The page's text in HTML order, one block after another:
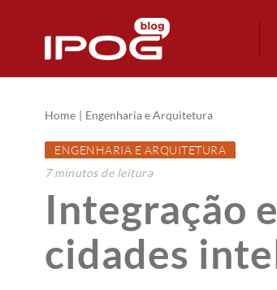
Home Engenharia e Arquitetura
ENGENHARIA E ARQUITETURA
7 minutosde leitura
Integração
cidades